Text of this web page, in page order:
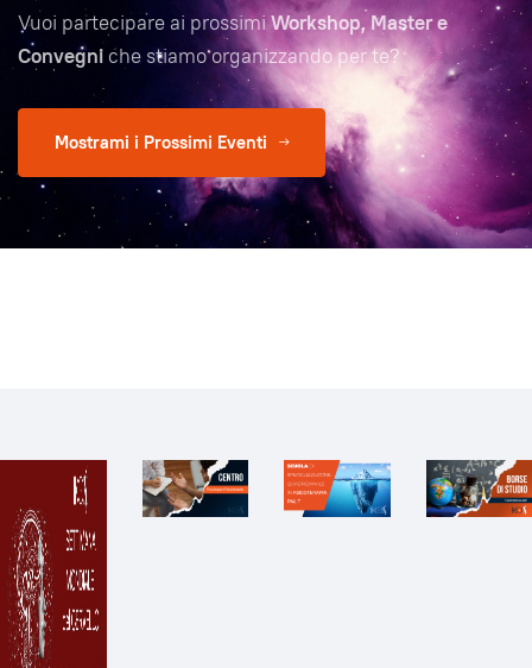
Vuoi partecipare ai prossimiWorkshop, Master e
Convegni che stiamo organizzando per te?
Mostrami i Prossimi Eventi